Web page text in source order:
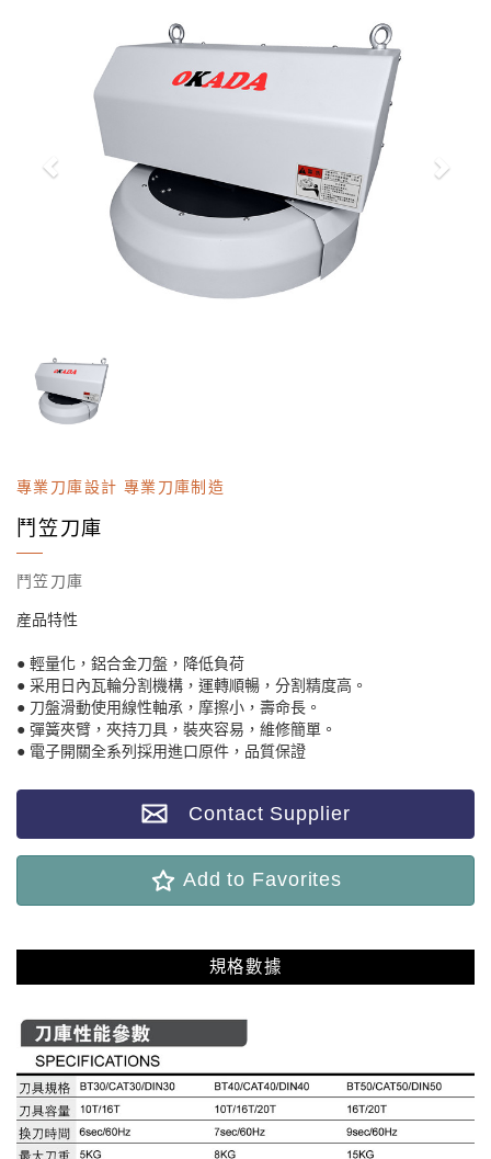
專業刀庫設計 專業刀庫制造
鬥笠刀庫
鬥笠刀庫
産品特性
● 輕量化，鋁合金刀盤，降低負荷
● 采用日內瓦輪分割機構，運轉順暢，分割精度高。
● 刀盤滑動使用線性軸承，摩擦小，壽命長。
● 彈簧夾臂，夾持刀具，裝夾容易，維修簡單。
● 電子開關全系列採用進口原件，品質保證
Contact Supplier
Add to Favorites
規格數據